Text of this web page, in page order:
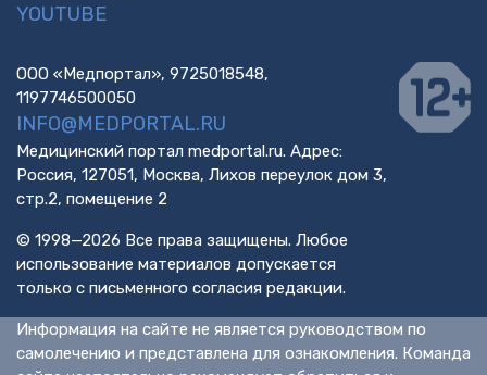
YOUTUBE
ООО «Медпортал», 9725018548,
1197746500050
INFO@MEDPORTAL.RU
Медицинский портал medportal.ru. Адрес:
Россия, 127051, Москва, Лихов переулок дом 3,
стр.2, помещение 2
© 1998—2026 Все права защищены. Любое
использование материалов допускается
только с письменного согласия редакции.
Информация на сайте не является руководством по
самолечению и представлена для ознакомления. Команда